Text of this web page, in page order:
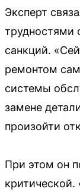
Эксперт
трудностями
санкций.
ремонтом
системы
замене
произойти
При этом он